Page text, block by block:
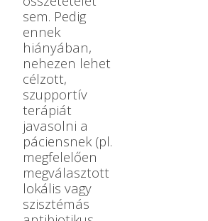
sem. Pedig
ennek
hiányában,
nehezen lehet
célzott,
szupportív
terápiát
javasolni a
páciensnek (pl.
megfelelően
megválasztott
lokális vagy
szisztémás